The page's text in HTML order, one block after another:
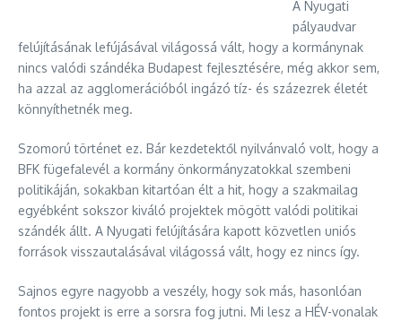
A Nyugati
pályaudvar
felújításának lefújásával világossá vált, hogy a kormánynak
nincs valódi szándéka Budapest fejlesztésére, még akkor sem,
ha azzal az agglomerációból ingázó tíz- és százezrek életét
könnyíthetnék meg.
Szomorú történet ez. Bár kezdetektől nyilvánvaló volt, hogy a
BFK fügefalevél a kormány önkormányzatokkal szembeni
politikáján, sokakban kitartóan élt a hit, hogy a szakmailag
egyébként sokszor kiváló projektek mögött valódi politikai
szándék állt. A Nyugati felújítására kapott közvetlen uniós
források visszautalásával világossá vált, hogy ez nincs így.
Sajnos egyre nagyobb a veszély, hogy sok más, hasonlóan
fontos projekt is erre a sorsra fog jutni. Mi lesz a HÉV-vonalak